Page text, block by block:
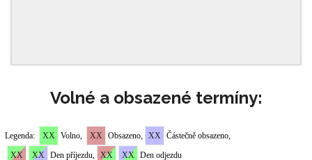
Volné a obsazené termíny: